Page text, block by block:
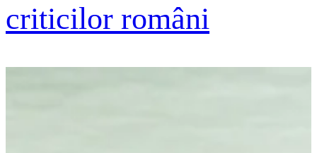
criticilor români